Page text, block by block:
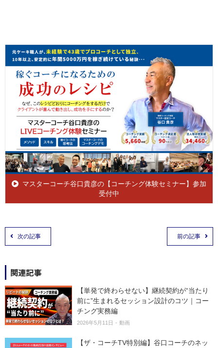
マスターコーチ谷口貴彦の【コーチング体験セミナー】参加
受付中
前の記事
次の記事
関連記事
【単発で終わらせない】継続契約が“当たり
前に”生まれるセッション設計のコツ｜コー
チング実務編
2026年5月11日 動画
【ザ・コーチTV特別編】谷口コーチのネッ